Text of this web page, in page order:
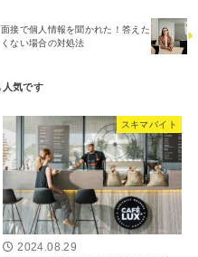
面接で個人情報を聞かれた！答えた
くない場合の対処法
スキマバイト
2024.08.29